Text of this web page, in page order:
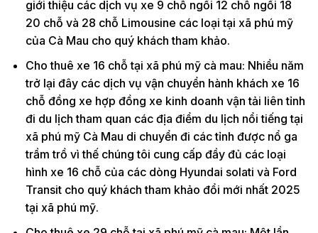
giới thiệu các dịch vụ xe 9 chỗ ngồi 12 chỗ ngồi 18
20 chỗ và 28 chỗ Limousine các loại tại xã phú mỹ
của Cà Mau cho quý khách tham khảo.
Cho thuê xe 16 chỗ tại xã phú mỹ cà mau: Nhiều năm
trở lại đây các dịch vụ vận chuyển hành khách xe 16
chỗ đồng xe hợp đồng xe kinh doanh vận tải liên tỉnh
đi du lịch tham quan các địa điểm du lịch nổi tiếng tại
xã phú mỹ Cà Mau di chuyển đi các tỉnh được nổ ga
trầm trồ vì thế chúng tôi cung cấp đầy đủ các loại
hình xe 16 chỗ của các dòng Hyundai solati và Ford
Transit cho quý khách tham khảo đổi mới nhất 2025
tại xã phú mỹ.